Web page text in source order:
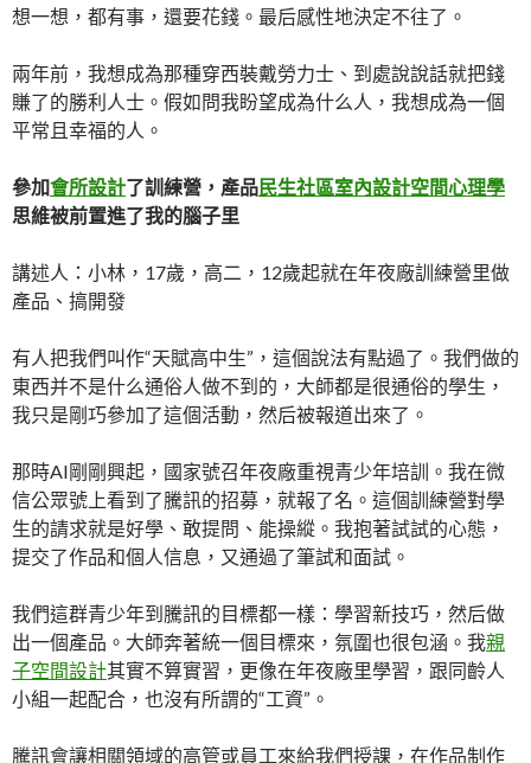
想一想，都有事，還要花錢。最后感性地決定不往了。
兩年前，我想成為那種穿西裝戴勞力士、到處說說話就把錢
賺了的勝利人士。假如問我盼望成為什么人，我想成為一個
平常且幸福的人。
參加會所設計了訓練營，產品民生社區室內設計空間心理學
思維被前置進了我的腦子里
講述人：小林，17歲，高二，12歲起就在年夜廠訓練營里做
產品、搞開發
有人把我們叫作“天賦高中生”，這個說法有點過了。我們做的
東西并不是什么通俗人做不到的，大師都是很通俗的學生，
我只是剛巧參加了這個活動，然后被報道出來了。
那時AI剛剛興起，國家號召年夜廠重視青少年培訓。我在微
信公眾號上看到了騰訊的招募，就報了名。這個訓練營對學
生的請求就是好學、敢提問、能操縱。我抱著試試的心態，
提交了作品和個人信息，又通過了筆試和面試。
我們這群青少年到騰訊的目標都一樣：學習新技巧，然后做
出一個產品。大師奔著統一個目標來，氛圍也很包涵。我親
子空間設計其實不算實習，更像在年夜廠里學習，跟同齡人
小組一起配合，也沒有所謂的“工資”。
騰訊會讓相關領域的高管或員工來給我們授課，在作品制作